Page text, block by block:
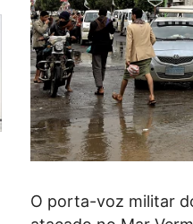
O porta-voz militar